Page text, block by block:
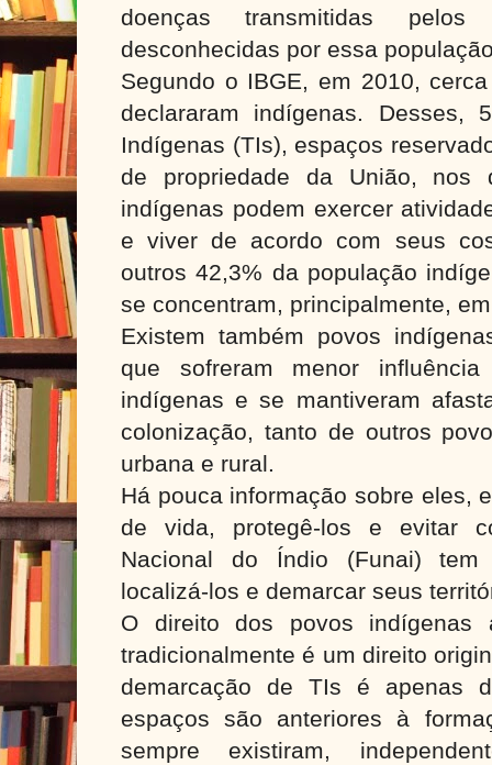
doenças transmitidas pelos
desconhecidas por essa
Segundo o IBGE, em 2010,
declararam indígenas. Desses,
Indígenas (TIs), espaços
de propriedade da União, nos
indígenas podem exercer
e viver de acordo com seus
outros 42,3% da população
se concentram, principalmente,
Existem também povos
que sofreram menor
indígenas e se mantiveram
colonização, tanto de outros
urbana e rural.
Há pouca informação sobre eles,
de vida, protegê-los e evitar
Nacional do Índio (Funai) tem
localizá-los e demarcar seus
O direito dos povos indígenas
tradicionalmente é um direito
demarcação de TIs é apenas
espaços são anteriores à
sempre existiram,